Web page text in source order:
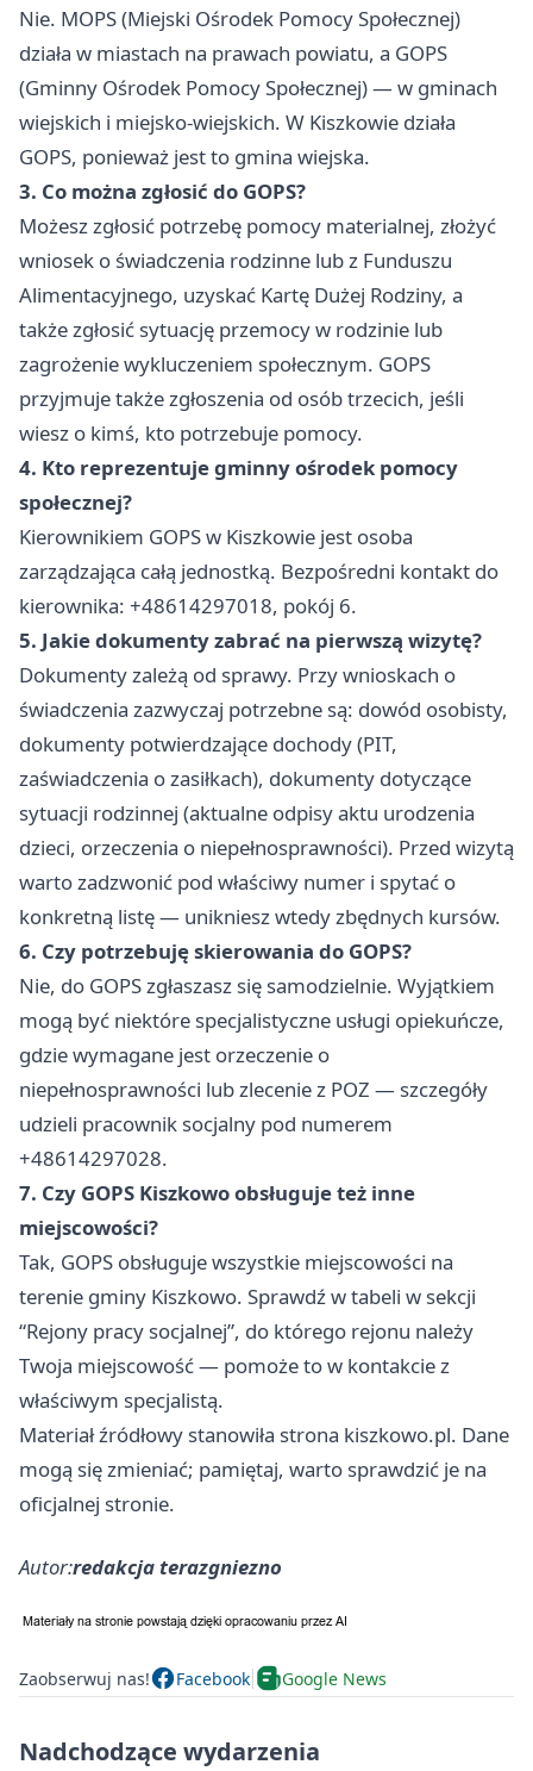
Nie. MOPS (Miejski Ośrodek Pomocy Społecznej)
działa w miastach na prawach powiatu, a GOPS
(Gminny Ośrodek Pomocy Społecznej) — w gminach
wiejskich i miejsko-wiejskich. W Kiszkowie działa
GOPS, ponieważ jest to gmina wiejska.
3. Co można zgłosić do GOPS?
Możesz zgłosić potrzebę pomocy materialnej, złożyć
wniosek o świadczenia rodzinne lub z Funduszu
Alimentacyjnego, uzyskać Kartę Dużej Rodziny, a
także zgłosić sytuację przemocy w rodzinie lub
zagrożenie wykluczeniem społecznym. GOPS
przyjmuje także zgłoszenia od osób trzecich, jeśli
wiesz o kimś, kto potrzebuje pomocy.
4. Kto reprezentuje gminny ośrodek pomocy
społecznej?
Kierownikiem GOPS w Kiszkowie jest osoba
zarządzająca całą jednostką. Bezpośredni kontakt do
kierownika: +48614297018, pokój 6.
5. Jakie dokumenty zabrać na pierwszą wizytę?
Dokumenty zależą od sprawy. Przy wnioskach o
świadczenia zazwyczaj potrzebne są: dowód osobisty,
dokumenty potwierdzające dochody (PIT,
zaświadczenia o zasiłkach), dokumenty dotyczące
sytuacji rodzinnej (aktualne odpisy aktu urodzenia
dzieci, orzeczenia o niepełnosprawności). Przed wizytą
warto zadzwonić pod właściwy numer i spytać o
konkretną listę — unikniesz wtedy zbędnych kursów.
6. Czy potrzebuję skierowania do GOPS?
Nie, do GOPS zgłaszasz się samodzielnie. Wyjątkiem
mogą być niektóre specjalistyczne usługi opiekuńcze,
gdzie wymagane jest orzeczenie o
niepełnosprawności lub zlecenie z POZ — szczegóły
udzieli pracownik socjalny pod numerem
+48614297028.
7. Czy GOPS Kiszkowo obsługuje też inne
miejscowości?
Tak, GOPS obsługuje wszystkie miejscowości na
terenie gminy Kiszkowo. Sprawdź w tabeli w sekcji
“Rejony pracy socjalnej”, do którego rejonu należy
Twoja miejscowość — pomoże to w kontakcie z
właściwym specjalistą.
Materiał źródłowy stanowiła strona kiszkowo.pl. Dane
mogą się zmieniać; pamiętaj, warto sprawdzić je na
oficjalnej stronie.
Autor:redakcja terazgniezno
Zaobserwuj nas! Facebook Google News
Nadchodzące wydarzenia